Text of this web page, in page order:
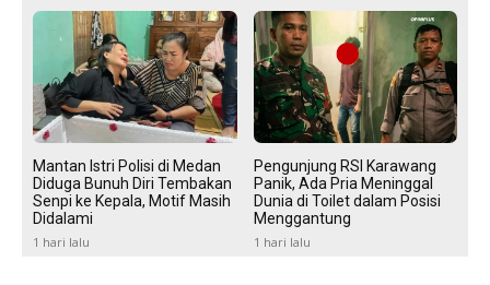
Mantan Istri Polisi di Medan
Diduga Bunuh Diri Tembakan
Senpi ke Kepala, Motif Masih
Didalami
1 hari lalu
Pengunjung RSI Karawang
Panik, Ada Pria Meninggal
Dunia di Toilet dalam Posisi
Menggantung
1 hari lalu